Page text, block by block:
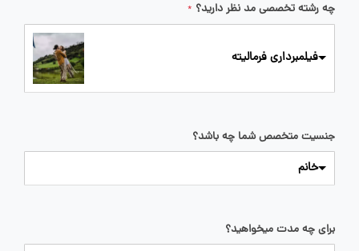
چه رشته تخصصی مد نظر دارید؟ *
فیلمبرداری فرمالیته
جنسیت متخصص شما چه باشد؟
خانم
برای چه مدت میخواهید؟